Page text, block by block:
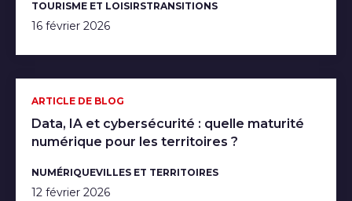
TOURISME ET LOISIRSTRANSITIONS
16 février 2026
Data, IA et cybersécurité : quelle maturité
numérique pour les territoires ?
ARTICLE DE BLOG
NUMÉRIQUEVILLES ET TERRITOIRES
12 février 2026